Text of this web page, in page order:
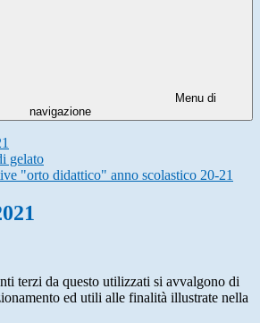
Menu di
navigazione
gelato
"orto didattico" anno scolastico 20-21
terzi da questo utilizzati si avvalgono di
ed utili alle finalità illustrate nella